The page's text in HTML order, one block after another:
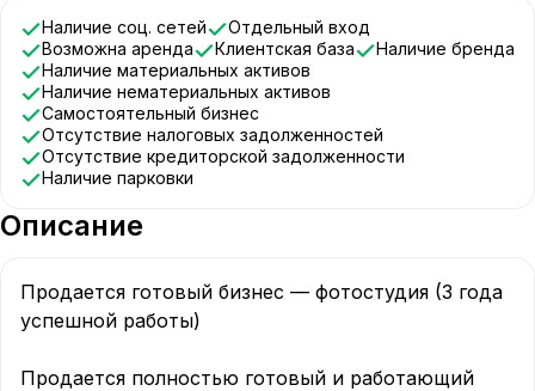
Наличие соц. сетей
Отдельный вход
Возможна аренда
Клиентская база
Наличие бренда
Наличие материальных активов
Наличие нематериальных активов
Самостоятельный бизнес
Отсутствие налоговых задолженностей
Отсутствие кредиторской задолженности
Наличие парковки
Описание
Продается готовый бизнес — фотостудия (3 года
успешной работы)
Продается полностью готовый и работающий